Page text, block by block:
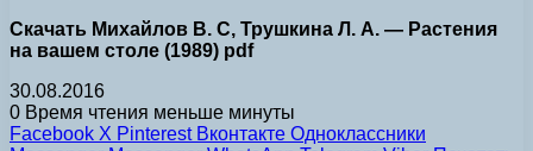
Скачать Михайлов В. С, Трушкина Л. А. — Растения
на вашем столе (1989) pdf
30.08.2016
0 Время чтения меньше минуты
Facebook X Pinterest Вконтакте Одноклассники